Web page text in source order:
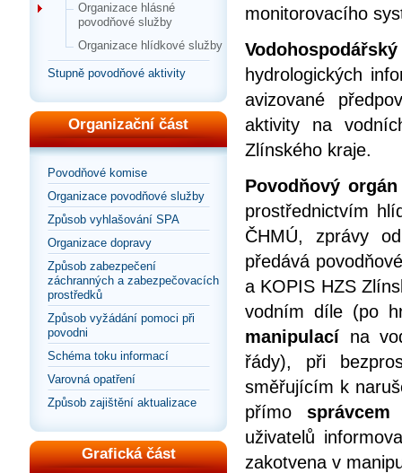
Organizace hlásné
povodňové služby
Organizace hlídkové služby
Stupně povodňové aktivity
Organizační část
Povodňové komise
Organizace povodňové služby
Způsob vyhlašování SPA
Organizace dopravy
Způsob zabezpečení
záchranných a zabezpečovacích
prostředků
Způsob vyžádání pomoci při
povodni
Schéma toku informací
Varovná opatření
Způsob zajištění aktualizace
Grafická část
monitorovacího
hydrologických
avizované
aktivity na
Zlínského kraje.
Povodňový
prostřednictvím
ČHMÚ, zprávy
předává
a KOPIS HZS
vodním díle (po
manipulací na
řády), při
směřujícím k
přímo
uživatelů
zakotvena v